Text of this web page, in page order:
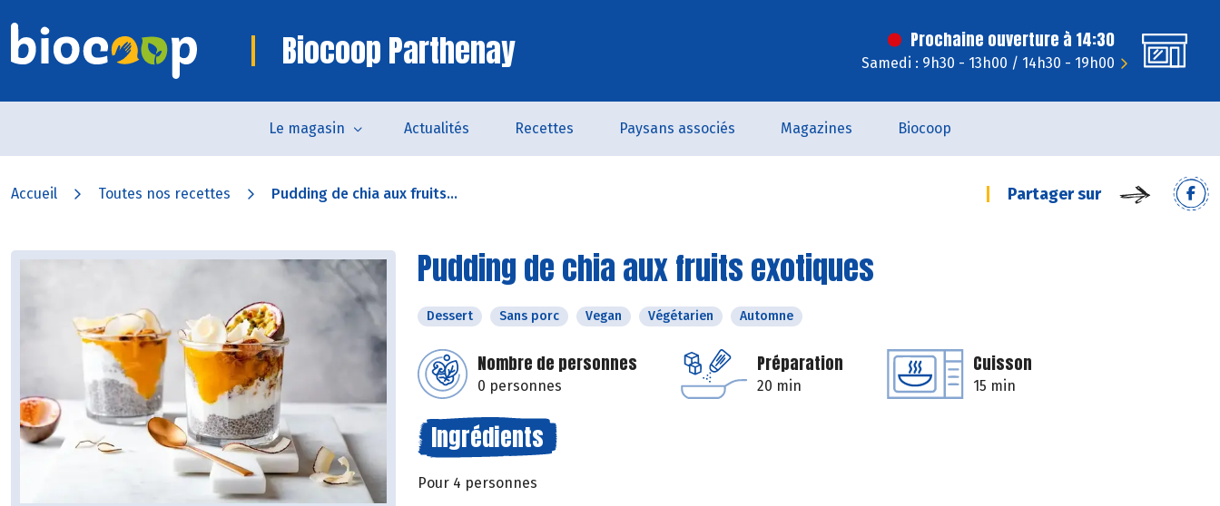
Biocoop Parthenay Prochaine ouverture à 14:30
Samedi : 9h30 - 13h00 / 14h30 - 19h00
Le magasin Actualités Recettes Paysans associés Magazines Biocoop
Accueil Toutes nos recettes Pudding de chia aux fruits... Partager sur
Pudding de chia aux fruits exotiques
Dessert Sans porc Vegan Végétarien Automne
Nombre de personnes
0 personnes
Préparation
20 min
Cuisson
15 min
Ingrédients
Pour 4 personnes